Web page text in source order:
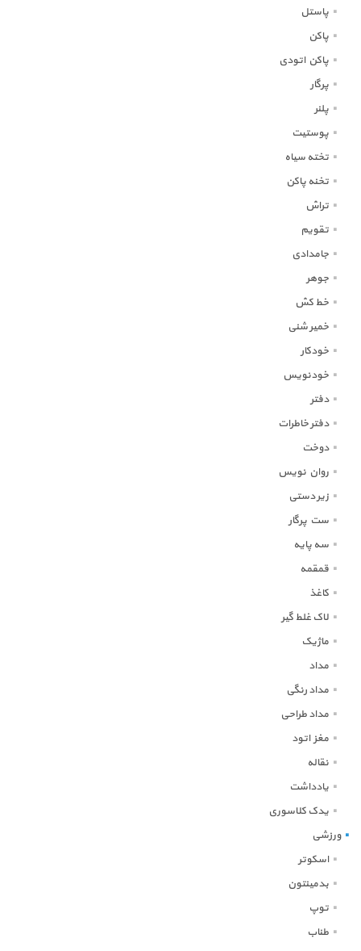
پاستل
پاکن
پاکن اتودی
پرگار
پلنر
پوستیت
تخته سیاه
تخنه پاکن
تراش
تقویم
جامدادی
جوهر
خط کش
خمیر شنی
خودکار
خودنویس
دفتر
دفتر خاطرات
دوخت
روان نویس
زیر دستی
ست پرگار
سه پایه
قمقمه
کاغذ
لاک غلط گیر
ماژیک
مداد
مداد رنگی
مداد طراحی
مغز اتود
نقاله
یادداشت
یدک کلاسوری
ورزشی
اسکوتر
بدمینتون
توپ
طناب